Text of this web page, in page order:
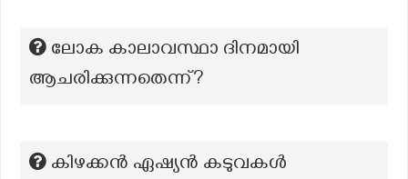
ലോക കാലാവസ്ഥാ ദിനമായി
ആചരിക്കുന്നതെന്ന്?
കിഴക്കൻ ഏഷ്യൻ കടുവകൾ